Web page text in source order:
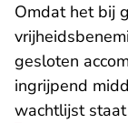
Omdat het bij
gesloten
ingrijpend
wachtlijst